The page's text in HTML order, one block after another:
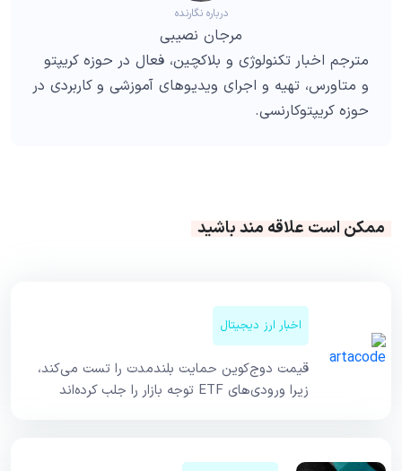
درباره نگارنده
مرجان نصیبی
مترجم اخبار تکنولوژی و بلاکچین، فعال در حوزه کریپتو
و متاورس، تهیه و اجرای ویدیوهای آموزشی و کاربردی در
حوزه کریپتوکارنسی.
ممکن است علاقه مند باشید
اخبار ارز دیجیتال
قیمت دوج‌کوین حمایت بلندمدت را تست می‌کند،
زیرا ورودی‌های ETF توجه بازار را جلب کرده‌اند